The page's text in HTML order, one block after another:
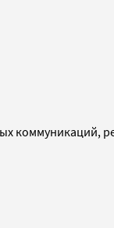
коммуникаций,